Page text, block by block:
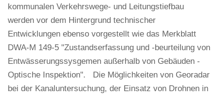
kommunalen Verkehrswege- und Leitungstiefbau
werden vor dem Hintergrund technischer
Entwicklungen ebenso vorgestellt wie das Merkblatt
DWA-M 149-5 "Zustandserfassung und -beurteilung von
Entwässerungssysgemen außerhalb von Gebäuden -
Optische Inspektion". Die Möglichkeiten von Georadar
bei der Kanaluntersuchung, der Einsatz von Drohnen in